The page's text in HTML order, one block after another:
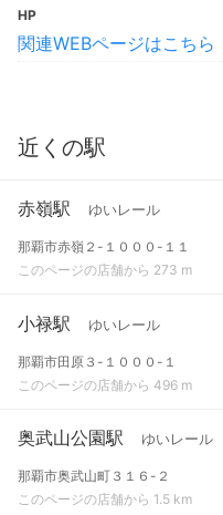
HP
関連WEBページはこちら
近くの駅
赤嶺駅 ゆいレール
那覇市赤嶺２-１０００-１１
このページの店舗から 273 m
小禄駅 ゆいレール
那覇市田原３-１０００-１
このページの店舗から 496 m
奥武山公園駅 ゆいレール
那覇市奥武山町３１６-２
このページの店舗から 1.5 km